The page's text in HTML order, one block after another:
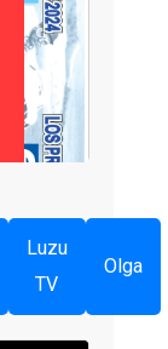
Luzu
TV
Olga